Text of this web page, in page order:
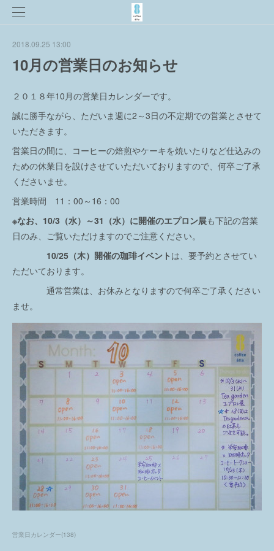
2018.09.25 13:00
10月の営業日のお知らせ
２０１８年10月の営業日カレンダーです。
誠に勝手ながら、ただいま週に2～3日の不定期での営業とさせて
いただきます。
営業日の間に、コーヒーの焙煎やケーキを焼いたりなど仕込みの
ための休業日を設けさせていただいておりますので、何卒ご了承
くださいませ。
営業時間 11：00～16：00
※なお、10/3（水）～31（水）に開催のエプロン展も下記の営業
日のみ、ご覧いただけますのでご注意ください。
10/25（木）開催の珈琲イベント は、要予約とさせてい
ただいております。
通常営業は、お休みとなりますので何卒ご了承ください
ませ。
営業日カレンダー(138)